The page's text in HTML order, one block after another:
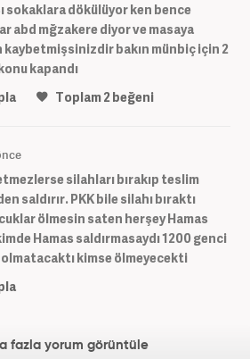
sokaklara dökülüyor ken bence
abd mğzakere diyor ve masaya
kaybetmişsinizdir bakın münbiç için 2
kapandı
Toplam2beğeni
silahları bırakıp teslim
saldırır. PKK bile silahı bıraktı
ölmesin saten herşey Hamas
Hamas saldırmasaydı 1200 genci
kimse ölmeyecekti
fazla yorum görüntüle